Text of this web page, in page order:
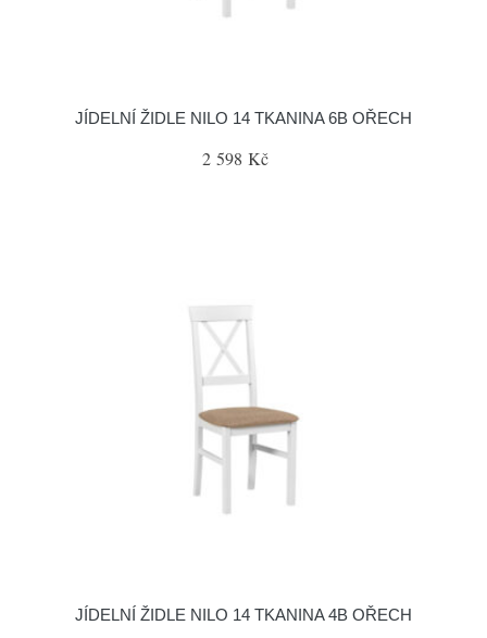
JÍDELNÍ ŽIDLE NILO 14 TKANINA 6B OŘECH
2 598 Kč
JÍDELNÍ ŽIDLE NILO 14 TKANINA 4B OŘECH